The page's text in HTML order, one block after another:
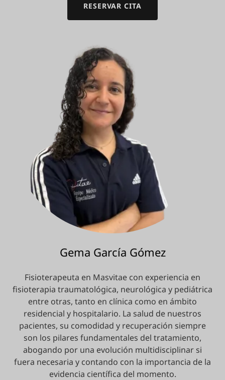
RESERVAR CITA
Gema García Gómez
Fisioterapeuta en Masvitae con experiencia en
fisioterapia traumatológica, neurológica y pediátrica
entre otras, tanto en clínica como en ámbito
residencial y hospitalario. La salud de nuestros
pacientes, su comodidad y recuperación siempre
son los pilares fundamentales del tratamiento,
abogando por una evolución multidisciplinar si
fuera necesaria y contando con la importancia de la
evidencia científica del momento.